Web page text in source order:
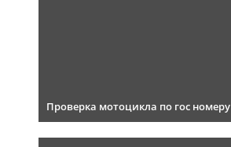
Проверка мотоцикла по гос номеру